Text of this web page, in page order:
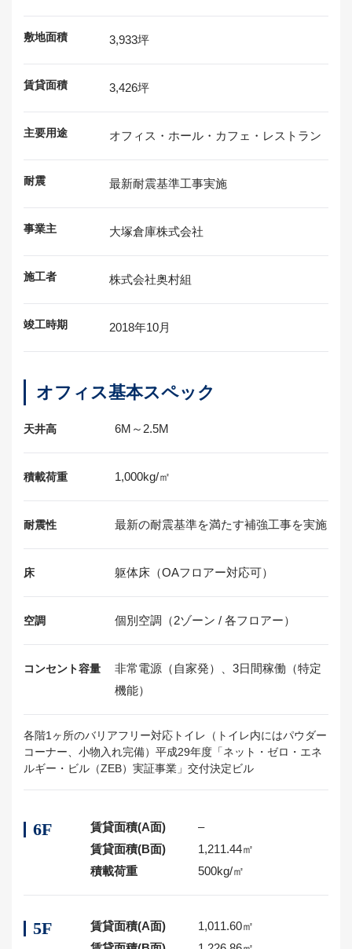
敷地面積 3,933坪
賃貸面積 3,426坪
主要用途 オフィス・ホール・カフェ・レストラン
耐震 最新耐震基準工事実施
事業主 大塚倉庫株式会社
施工者 株式会社奥村組
竣工時期 2018年10月
オフィス基本スペック
天井高 6M～2.5M
積載荷重 1,000kg/㎡
耐震性 最新の耐震基準を満たす補強工事を実施
床 躯体床 （OAフロアー対応可）
空調 個別空調 （2ゾーン / 各フロアー）
コンセント容量 非常電源（自家発）、3日間稼働（特定
機能）
各階1ヶ所のバリアフリー対応トイレ（トイレ内にはパウダー
コーナー、小物入れ完備）平成29年度「ネット・ゼロ・エネ
ルギー・ビル（ZEB）実証事業」交付決定ビル
6F 賃貸面積(A面)
–
賃貸面積(B面)
1,211.44㎡
積載荷重
500kg/㎡
5F 賃貸面積(A面)
1,011.60㎡